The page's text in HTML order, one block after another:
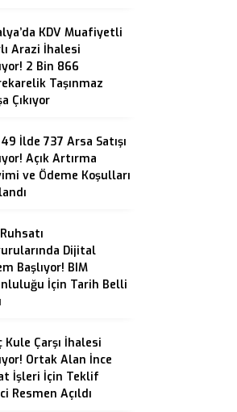
KDV Muafiyetli
Arazi İhalesi
2 Bin 866
Taşınmaz
Çıkıyor
İlde 737 Arsa Satışı
Açık Artırma
ve Ödeme Koşulları
Dijital
Başlıyor! BIM
İçin Tarih Belli
Kule Çarşı İhalesi
Ortak Alan İnce
İşleri İçin Teklif
Resmen Açıldı